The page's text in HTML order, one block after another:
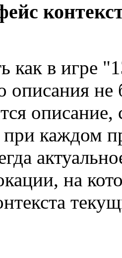
как в игре
описания
при каждом
на